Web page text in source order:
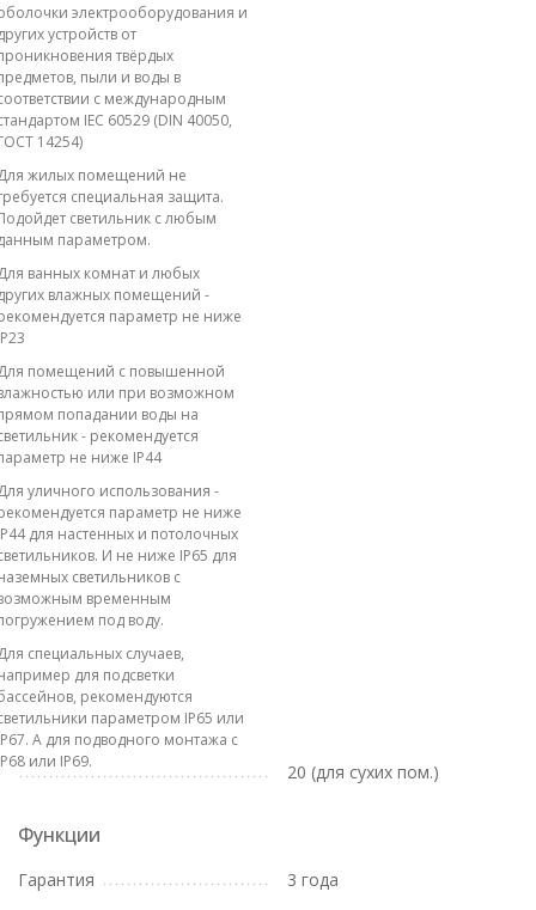
электрооборудования и
устройств от
твёрдых
пыли и воды в
с международным
IEC 60529 (DIN 40050,
14254)
жилых помещений не
специальная защита.
светильник с любым
параметром.
ванных комнат и любых
влажных помещений -
параметр не ниже
помещений с повышенной
или при возможном
попадании воды на
- рекомендуется
не ниже IP44
уличного использования -
параметр не ниже
для настенных и потолочных
И не ниже IP65 для
светильников с
временным
под воду.
специальных случаев,
для подсветки
рекомендуются
параметром IP65 или
А для подводного монтажа с
или IP69.
20 (для сухих пом.)
Функции
Гарантия 3 года